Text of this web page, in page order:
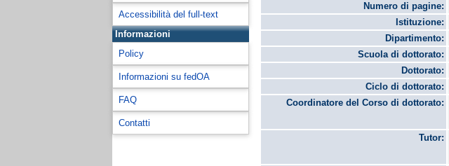
Accessibilità del full-text
Informazioni
Policy
Informazioni su fedOA
FAQ
Contatti
Numero di pagine:
Istituzione:
Dipartimento:
Scuola di dottorato:
Dottorato:
Ciclo di dottorato:
Coordinatore del Corso di dottorato:
Tutor: